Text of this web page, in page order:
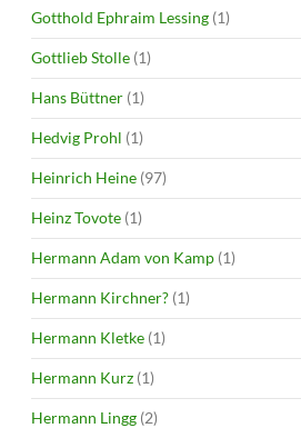
Gotthold Ephraim Lessing (1)
Gottlieb Stolle (1)
Hans Büttner (1)
Hedvig Prohl (1)
Heinrich Heine (97)
Heinz Tovote (1)
Hermann Adam von Kamp (1)
Hermann Kirchner? (1)
Hermann Kletke (1)
Hermann Kurz (1)
Hermann Lingg (2)